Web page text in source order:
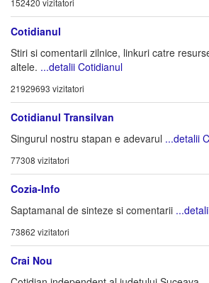
152420 vizitatori
Cotidianul
Stiri si comentarii zilnice, linkuri catre
altele. ...detalii Cotidianul
21929693 vizitatori
Cotidianul Transilvan
Singurul nostru stapan e adevarul ...detalii
77308 vizitatori
Cozia-Info
Saptamanal de sinteze si comentarii
73862 vizitatori
Crai Nou